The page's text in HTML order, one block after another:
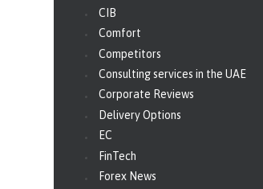
CIB
Comfort
Competitors
Consulting services in the UAE
Corporate Reviews
Delivery Options
EC
FinTech
Forex News